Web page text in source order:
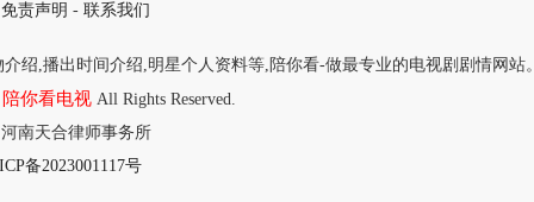
免责声明 - 联系我们
绍,播出时间介绍,明星个人资料等,陪你看-做最专业的电视剧剧情网站。
陪你看电视All Rights Reserved.
南天合律师事务所
备2023001117号